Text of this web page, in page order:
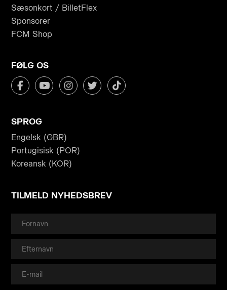
Sæsonkort / BilletFlex
Sponsorer
FCM Shop
FØLG OS
SPROG
Engelsk (GBR)
Portugisisk (POR)
Koreansk (KOR)
TILMELD NYHEDSBREV